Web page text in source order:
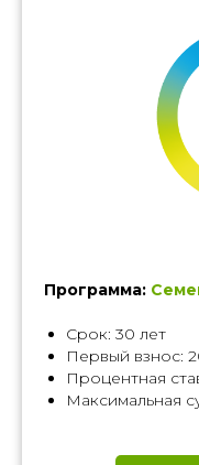
Программа:
Срок: 30 лет
Первый взнос:
Процентная
Максимальная